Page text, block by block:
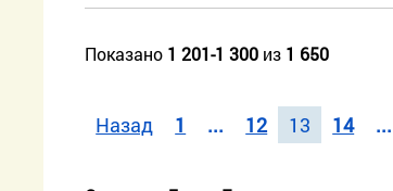
Показано 1 201-1 300 из 1 650
Назад 1 ... 12 13 14 ...